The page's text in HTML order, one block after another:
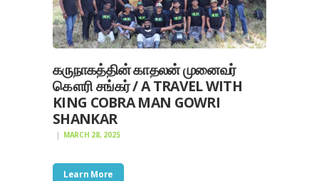
கருநாகத்தின் காதலன் முனைவர்
கௌரி சங்கர் / A TRAVEL WITH
KING COBRA MAN GOWRI
SHANKAR
MARCH 28, 2025
Learn More